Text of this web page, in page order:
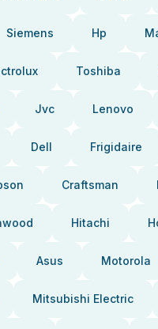
Siemens Hp
Toshiba
Jvc Lenovo
Dell Frigidaire
Craftsman
Hitachi
Asus Motorola
Mitsubishi Electric